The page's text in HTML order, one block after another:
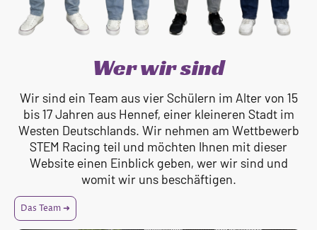
Wer wir sind
Wir sind ein Team aus vier Schülern im Alter von 15
bis 17 Jahren aus Hennef, einer kleineren Stadt im
Westen Deutschlands. Wir nehmen am Wettbewerb
STEM Racing teil und möchten Ihnen mit dieser
Website einen Einblick geben, wer wir sind und
womit wir uns beschäftigen.
Das Team ➜